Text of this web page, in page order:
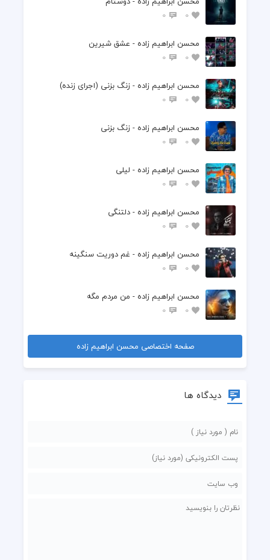
  دل به هیچکی به غیر از من عاشق نده
  نه حساب منو با همه قاتی نکن
0
0
محسن ابراهیم زاده - عشق شیرین
0
0
محسن ابراهیم زاده - زنگ بزنی (اجرای زنده)
0
0
محسن ابراهیم زاده - زنگ بزنی
0
0
محسن ابراهیم زاده - لیلی
0
0
محسن ابراهیم زاده - دلتنگی
0
0
محسن ابراهیم زاده - غم دوریت سنگینه
0
0
محسن ابراهیم زاده - من مردم مگه
0
0
صفحه اختصاصی محسن ابراهیم زاده
دیدگاه ها